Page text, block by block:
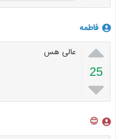
فاطمه

25

عالی هس
😊